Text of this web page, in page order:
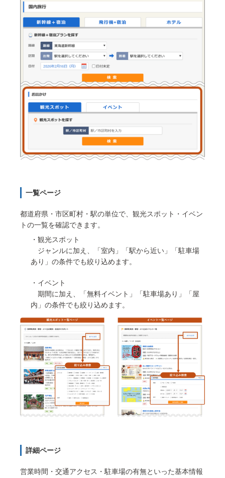
一覧ページ
都道府県・市区町村・駅の単位で、観光スポット・イベン
トの一覧を確認できます。
・観光スポット
ジャンルに加え、「室内」「駅から近い」「駐車場
あり」の条件でも絞り込めます。
・イベント
期間に加え、「無料イベント」「駐車場あり」「屋
内」の条件でも絞り込めます。
詳細ページ
営業時間・交通アクセス・駐車場の有無といった基本情報